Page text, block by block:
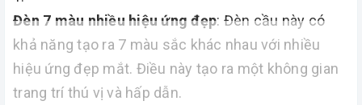
Đèn 7 màu nhiều hiệu ứng đẹp: Đèn cầu này có
khả năng tạo ra 7 màu sắc khác nhau với nhiều
hiệu ứng đẹp mắt. Điều này tạo ra một không gian
trang trí thú vị và hấp dẫn.